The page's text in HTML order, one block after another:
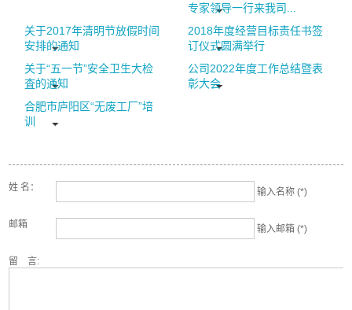
专家领导一行来我司...
关于2017年清明节放假时间
安排的通知
2018年度经营目标责任书签
订仪式圆满举行
关于“五一节”安全卫生大检
査的通知
公司2022年度工作总结暨表
彰大会
合肥市庐阳区“无废工厂”培
训
姓 名： 输入名称 (*)
邮箱 输入邮箱 (*)
留 言: